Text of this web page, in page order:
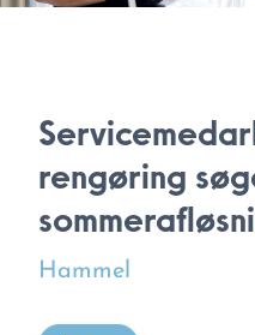
rengøring
Hammel